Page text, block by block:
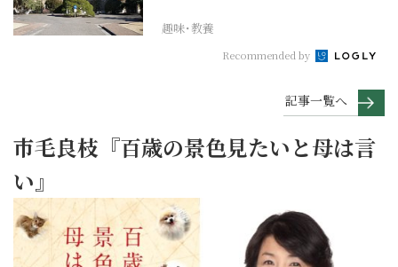
趣味･教養
Recommended by
記事一覧へ
市毛良枝『百歳の景色見たいと母は言
い』